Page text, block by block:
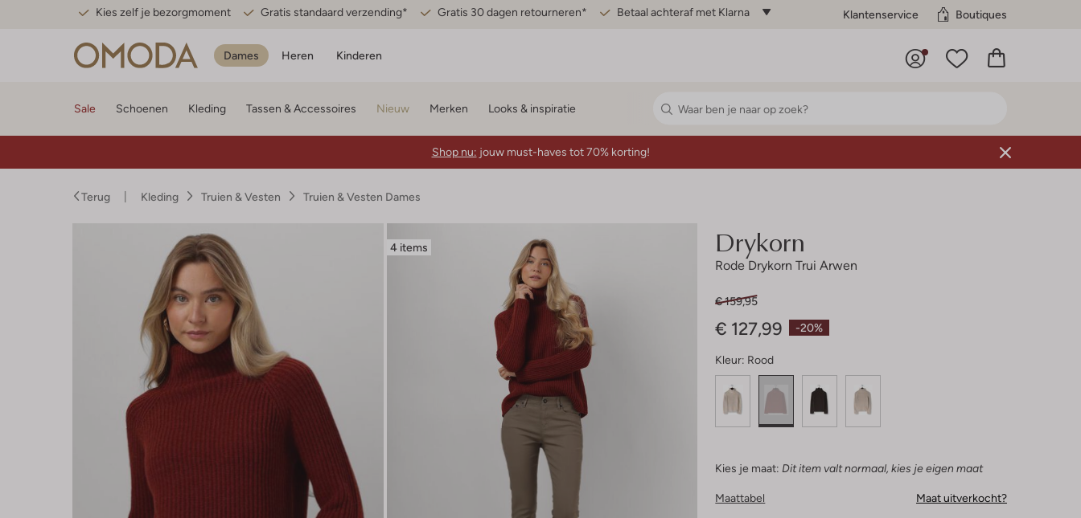
Kies zelf je bezorgmoment Gratis standaard verzending* Gratis 30 dagen retourneren* Betaal achteraf met Klarna Klantenservice Boutiques
Dames Heren Kinderen
Sale Schoenen Kleding Tassen & Accessoires Nieuw Merken Looks & inspiratie
Shop nu: jouw must-haves tot 70% korting!
Terug Kleding Truien & Vesten Truien & Vesten Dames
4 items Drykorn
Rode Drykorn Trui Arwen
-20%
€ 159,95
€ 127,99
Kleur: Rood
Kies je maat: Dit item valt normaal, kies je eigen maat
Maattabel Maat uitverkocht?